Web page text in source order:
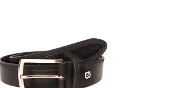
Skladem
9549
Pierre Cardin
2 roky